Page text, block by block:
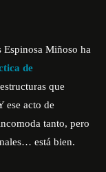
Espinosa Miñoso ha
de
que
ese acto de
tanto, pero
está bien.